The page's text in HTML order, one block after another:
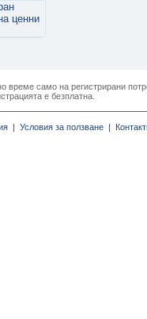
ценни
време само на регистрирани
е безплатна.
| Условия за ползване |